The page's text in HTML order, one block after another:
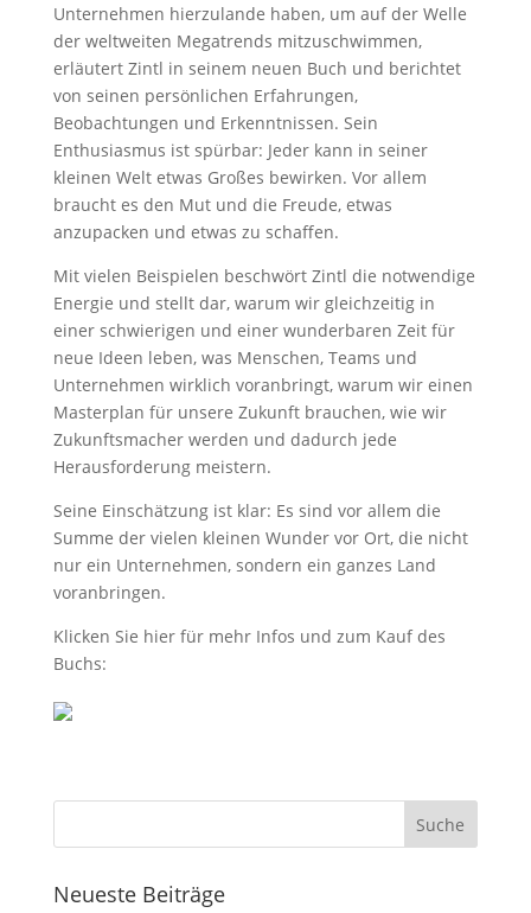
Unternehmen hierzulande haben, um auf der Welle
der weltweiten Megatrends mitzuschwimmen,
erläutert Zintl in seinem neuen Buch und berichtet
von seinen persönlichen Erfahrungen,
Beobachtungen und Erkenntnissen. Sein
Enthusiasmus ist spürbar: Jeder kann in seiner
kleinen Welt etwas Großes bewirken. Vor allem
braucht es den Mut und die Freude, etwas
anzupacken und etwas zu schaffen.
Mit vielen Beispielen beschwört Zintl die notwendige
Energie und stellt dar, warum wir gleichzeitig in
einer schwierigen und einer wunderbaren Zeit für
neue Ideen leben, was Menschen, Teams und
Unternehmen wirklich voranbringt, warum wir einen
Masterplan für unsere Zukunft brauchen, wie wir
Zukunftsmacher werden und dadurch jede
Herausforderung meistern.
Seine Einschätzung ist klar: Es sind vor allem die
Summe der vielen kleinen Wunder vor Ort, die nicht
nur ein Unternehmen, sondern ein ganzes Land
voranbringen.
Klicken Sie hier für mehr Infos und zum Kauf des
Buchs:
Neueste Beiträge